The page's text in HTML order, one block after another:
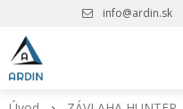
info@ardin.sk